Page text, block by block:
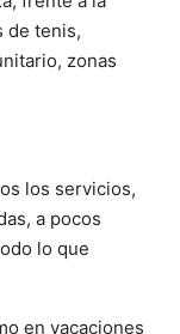
de tenis,
zonas
los servicios,
a pocos
lo que
en vacaciones